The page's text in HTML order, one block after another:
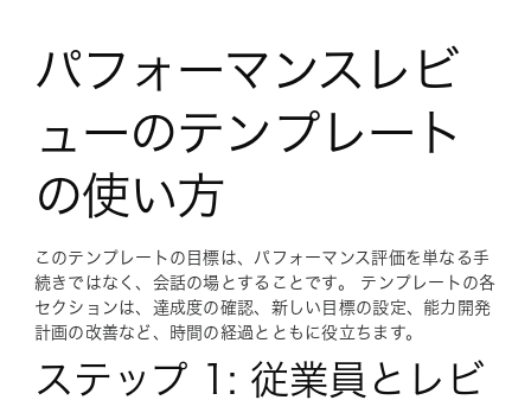
パフォーマンスレビ
ューのテンプレート
の使い方
このテンプレートの目標は、パフォーマンス評価を単なる手
続きではなく、会話の場とすることです。 テンプレートの各
セクションは、達成度の確認、新しい目標の設定、能力開発
計画の改善など、時間の経過とともに役立ちます。
ステップ 1: 従業員とレビ